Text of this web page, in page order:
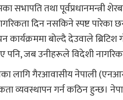
सभापति तथा
दिन नसकिने स्पष्ट पारेका
कार्यक्रममा बोल्दै देउवाले
पनि, जब उनीहरूले विदेशी
लागि गैरआवासीय नेपाली
व्यवस्थापन गर्न कठिन हुन्छ।